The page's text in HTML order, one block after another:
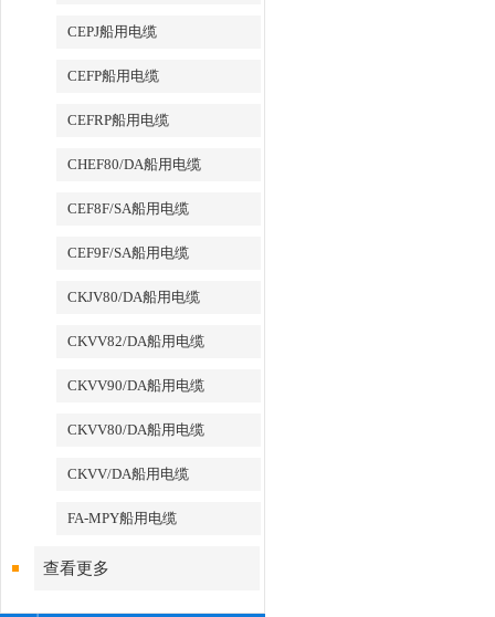
CEPJ船用电缆
CEFP船用电缆
CEFRP船用电缆
CHEF80/DA船用电缆
CEF8F/SA船用电缆
CEF9F/SA船用电缆
CKJV80/DA船用电缆
CKVV82/DA船用电缆
CKVV90/DA船用电缆
CKVV80/DA船用电缆
CKVV/DA船用电缆
FA-MPY船用电缆
查看更多